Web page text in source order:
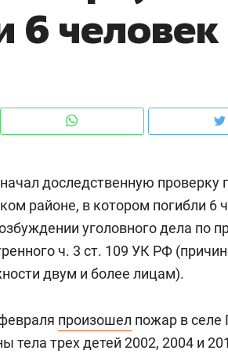
6 человек
доследственную проверку
районе, в котором погибли 6
уголовного дела по
ч. 3 ст. 109 УК РФ
двум и более лицам).
произошел пожар в
тела трех детей 2002, 2004 и
надо знать аксакалов и
Оман?
клиентах и
ВТБ
Рекомендуем
ID вместо ключа:
безопасность в